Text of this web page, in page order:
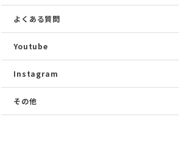
よくある質問
Youtube
Instagram
その他